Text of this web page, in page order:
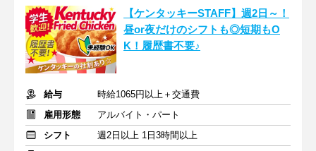
【ケンタッキーSTAFF】週2日～！
昼or夜だけのシフトも◎短期もO
K！履歴書不要♪
給与
時給1065円以上＋交通費
雇用形態
アルバイト・パート
シフト
週2日以上 1日3時間以上